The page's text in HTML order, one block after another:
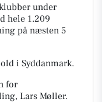
under
hele 1.209
på næsten 5
i Syddanmark.
for
Lars Møller.